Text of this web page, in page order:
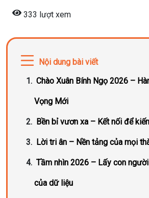
333 lượt xem
Nội dung bài viết
Chào Xuân Bính Ngọ 2026 –
Vọng Mới
Bền bỉ vươn xa – Kết nối để
Lời tri ân – Nền tảng của mọi
Tầm nhìn 2026 – Lấy con
của dữ liệu